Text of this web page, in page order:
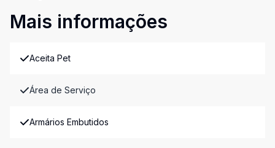
Mais informações
Aceita Pet
Área de Serviço
Armários Embutidos